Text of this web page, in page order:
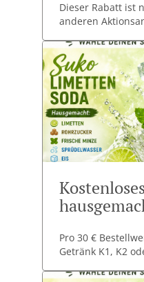
Dieser Rabatt ist
anderen
Pro 30 €
Getränk K1, K2